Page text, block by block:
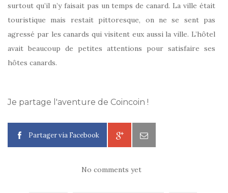
surtout qu’il n’y faisait pas un temps de canard. La ville était
touristique mais restait pittoresque, on ne se sent pas
agressé par les canards qui visitent eux aussi la ville. L’hôtel
avait beaucoup de petites attentions pour satisfaire ses
hôtes canards.
Je partage l'aventure de Coincoin !
Partager via Facebook
No comments yet